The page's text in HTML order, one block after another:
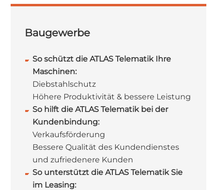
Baugewerbe
So schützt die ATLAS Telematik Ihre
Maschinen:
Diebstahlschutz
Höhere Produktivität & bessere Leistung
So hilft die ATLAS Telematik bei der
Kundenbindung:
Verkaufsförderung
Bessere Qualität des Kundendienstes
und zufriedenere Kunden
So unterstützt die ATLAS Telematik Sie
im Leasing: